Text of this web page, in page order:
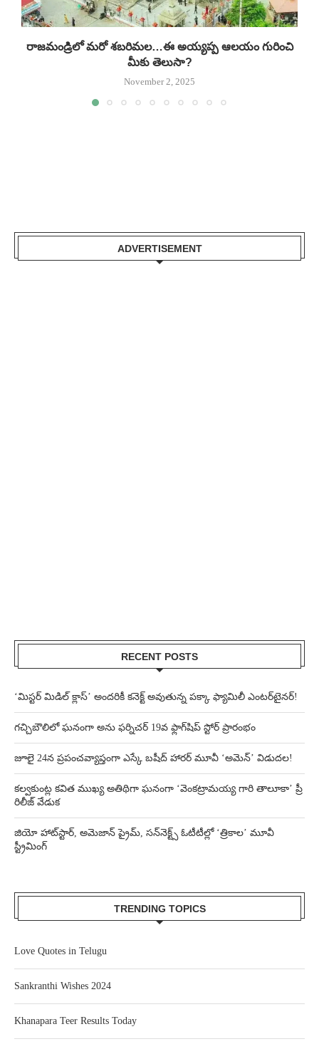
రాజమండ్రిలో మరో శబరిమల…ఈ అయ్యప్ప ఆలయం గురించి
మీకు తెలుసా?
November 2, 2025
ADVERTISEMENT
RECENT POSTS
‘మిస్టర్ మిడిల్ క్లాస్’ అందరికీ కనెక్ట్ అవుతున్న పక్కా ఫ్యామిలీ ఎంటర్‌టైనర్!
గచ్చిబౌలిలో ఘనంగా అను ఫర్నిచర్ 19వ ఫ్లాగ్‌షిప్ స్టోర్ ప్రారంభం
జూలై 24న ప్రపంచవ్యాప్తంగా ఎస్కే బషీద్‌ హారర్ మూవీ ‘అమెన్’ విడుదల!
కల్వకుంట్ల కవిత ముఖ్య అతిథిగా ఘనంగా ‘వెంకట్రామయ్య గారి తాలూకా’ ప్రీ
రిలీజ్ వేడుక
జియో హాట్‌స్టార్, అమెజాన్ ప్రైమ్, సన్‌నెక్ట్స్ ఓటీటీల్లో ‘త్రికాల’ మూవీ
స్ట్రీమింగ్
TRENDING TOPICS
Love Quotes in Telugu
Sankranthi Wishes 2024
Khanapara Teer Results Today